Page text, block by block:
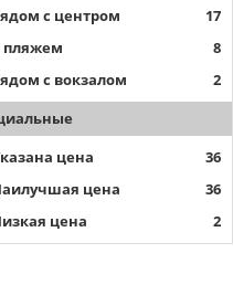
с центром
17
пляжем
8
с вокзалом
2
цена
36
цена
36
цена
2